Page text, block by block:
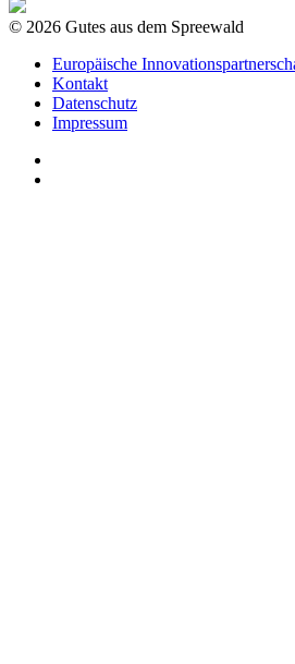
© 2026 Gutes aus dem Spreewald
Europäische
Kontakt
Datenschutz
Impressum